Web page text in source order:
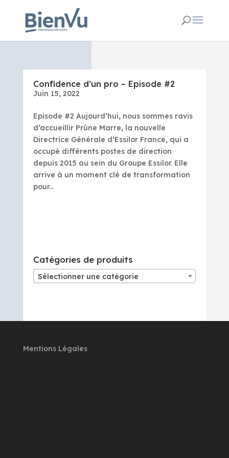
Confidence d’un pro – Episode #2
Juin 15, 2022
Episode #2 Aujourd’hui, nous sommes ravis
d’accueillir Prûne Marre, la nouvelle
Directrice Générale d’Essilor France, qui a
occupé différents postes de direction
depuis 2015 au sein du Groupe Essilor. Elle
arrive à un moment clé de transformation
pour...
Catégories de produits
Sélectionner une catégorie
Mentions Légales